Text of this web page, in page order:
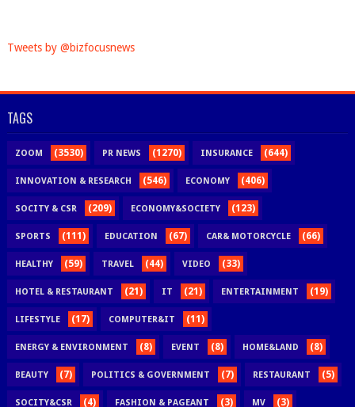
Tweets by @bizfocusnews
TAGS
ZOOM (3530) PR NEWS (1270) INSURANCE (644)
INNOVATION & RESEARCH (546) ECONOMY (406)
SOCITY & CSR (209) ECONOMY&SOCIETY (123)
SPORTS (111) EDUCATION (67) CAR& MOTORCYCLE (66)
HEALTHY (59) TRAVEL (44) VIDEO (33)
HOTEL & RESTAURANT (21) IT (21) ENTERTAINMENT (19)
LIFESTYLE (17) COMPUTER&IT (11)
ENERGY & ENVIRONMENT (8) EVENT (8) HOME&LAND (8)
BEAUTY (7) POLITICS & GOVERNMENT (7) RESTAURANT (5)
SOCITY&CSR (4) FASHION & PAGEANT (3) MV (3)